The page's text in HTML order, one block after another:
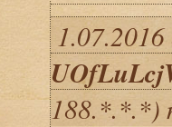
188.*.*.*)